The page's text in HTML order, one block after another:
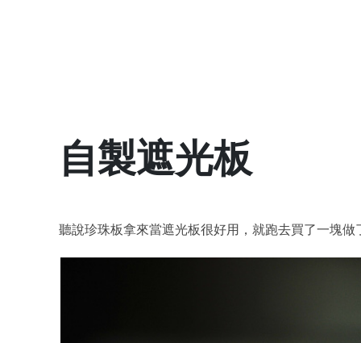
自製遮光板
聽說珍珠板拿來當遮光板很好用，就跑去買了一塊